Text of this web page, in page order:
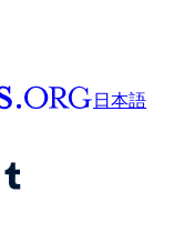
日本語
Tumblr アカウントへ